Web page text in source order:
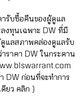
ารับซื้อคืนของผู้ดูแล
งทุนเฉพาะ DW ที่มี
แลสภาพคล่องดูแลรับ
ราคา DW ในกระดาน
DW ก่อนที่จะทำการ
ยว คลิก )